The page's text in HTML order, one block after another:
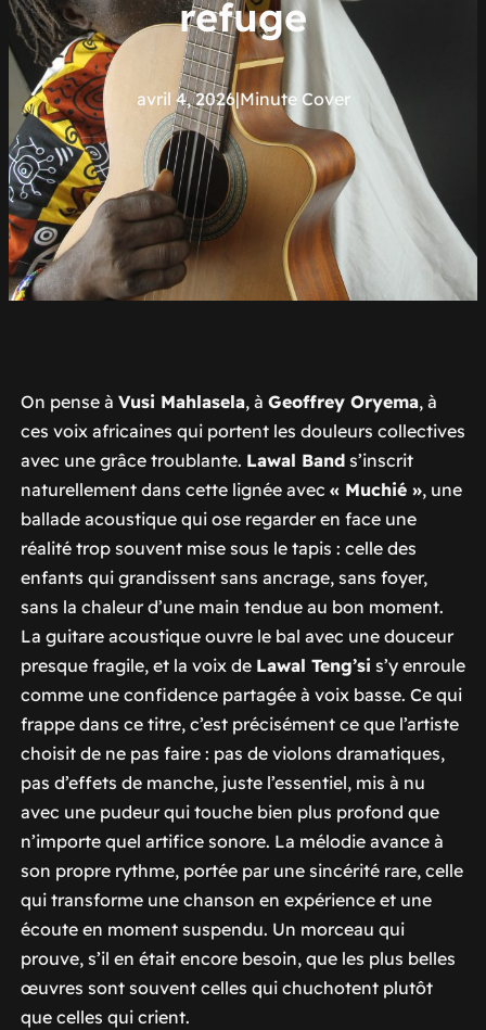
refuge
avril 4, 2026|Minute Cover
On pense à Vusi Mahlasela, à Geoffrey Oryema, à
ces voix africaines qui portent les douleurs collectives
avec une grâce troublante. Lawal Bands’inscrit
naturellement dans cette lignée avec « Muchié », une
ballade acoustique qui ose regarder en face une
réalité trop souvent mise sous le tapis : celle des
enfants qui grandissent sans ancrage, sans foyer,
sans la chaleur d’une main tendue au bon moment.
La guitare acoustique ouvre le bal avec une douceur
presque fragile, et la voix de Lawal Teng’si s’y enroule
comme une confidence partagée à voix basse. Ce qui
frappe dans ce titre, c’est précisément ce que l’artiste
choisit de ne pas faire : pas de violons dramatiques,
pas d’effets de manche, juste l’essentiel, mis à nu
avec une pudeur qui touche bien plus profond que
n’importe quel artifice sonore. La mélodie avance à
son propre rythme, portée par une sincérité rare, celle
qui transforme une chanson en expérience et une
écoute en moment suspendu. Un morceau qui
prouve, s’il en était encore besoin, que les plus belles
œuvres sont souvent celles qui chuchotent plutôt
que celles qui crient.